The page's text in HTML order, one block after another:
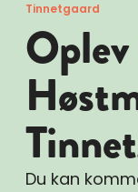
Tinnetgaard
Du kan